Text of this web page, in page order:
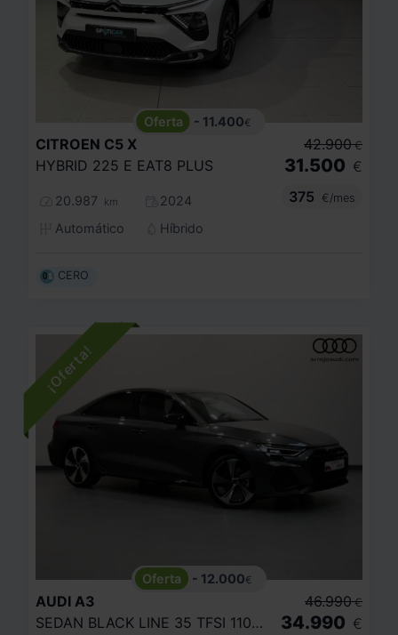
- 11.400€
CITROEN C5 X
HYBRID 225 E EAT8 PLUS
20.987 km
2024
Automático
Híbrido
42.900 €
31.500 €
375
€/mes
CERO
- 12.000€
AUDI A3
SEDAN BLACK LINE 35 TFSI 110KW S TRONIC
46.990 €
34.990 €